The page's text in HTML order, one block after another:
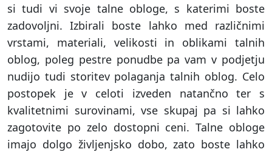
si tudi vi svoje talne obloge, s katerimi boste
zadovoljni. Izbirali boste lahko med različnimi
vrstami, materiali, velikosti in oblikami talnih
oblog, poleg pestre ponudbe pa vam v podjetju
nudijo tudi storitev polaganja talnih oblog. Celo
postopek je v celoti izveden natančno ter s
kvalitetnimi surovinami, vse skupaj pa si lahko
zagotovite po zelo dostopni ceni. Talne obloge
imajo dolgo življenjsko dobo, zato boste lahko